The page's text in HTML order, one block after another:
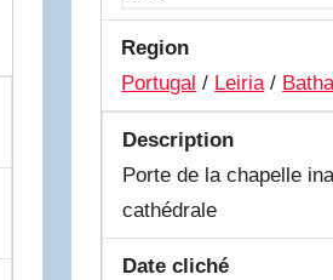
Region
Portugal / Leiria/
Description
Porte de la chapelle
cathédrale
Date cliché